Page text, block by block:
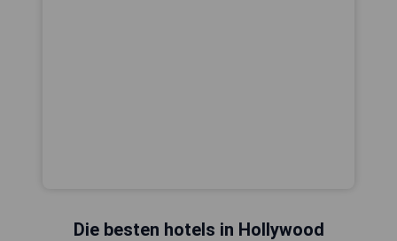
Die besten hotels in Hollywood